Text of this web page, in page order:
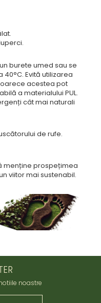
burete umed sau se
Evită utilizarea
acestea pot
a materialului PUL.
cât mai naturali
de rufe.
menține prospețimea
viitor mai sustenabil.
noastre